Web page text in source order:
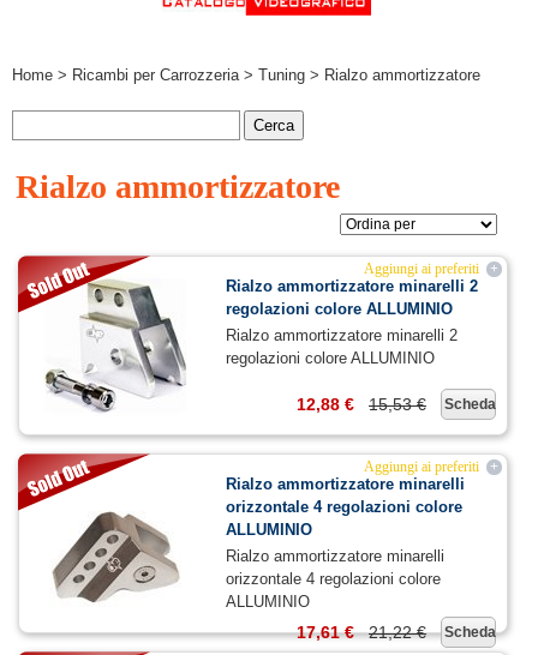
Home > Ricambi per Carrozzeria> Tuning > Rialzo ammortizzatore
Rialzo ammortizzatore
+
Aggiungi ai preferiti
Rialzo ammortizzatore minarelli 2
regolazioni colore ALLUMINIO
Rialzo ammortizzatore minarelli 2
regolazioni colore ALLUMINIO
Scheda
15,53 €
12,88 €
+
Aggiungi ai preferiti
Rialzo ammortizzatore minarelli
orizzontale 4 regolazioni colore
ALLUMINIO
Rialzo ammortizzatore minarelli
orizzontale 4 regolazioni colore
ALLUMINIO
Scheda
21,22 €
17,61 €